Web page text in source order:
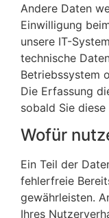
Andere Daten
Einwilligung
unsere IT-
technische
Betriebssystem
Die Erfassung
sobald Sie
Wofür
Ein Teil der
fehlerfreie
gewährleisten.
Ihres